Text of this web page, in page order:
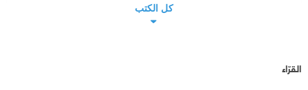
كل الكتب
القرّاء